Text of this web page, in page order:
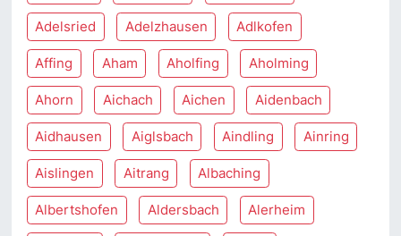
Adelsried Adelzhausen Adlkofen
Affing Aham Aholfing Aholming
Ahorn Aichach Aichen Aidenbach
Aidhausen Aiglsbach Aindling Ainring
Aislingen Aitrang Albaching
Albertshofen Aldersbach Alerheim